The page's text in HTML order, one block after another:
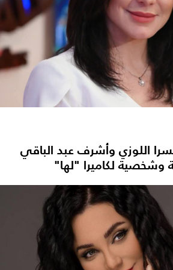
اللوزي وأشرف عبد الباقي
وشخصية لكاميرا "لها"